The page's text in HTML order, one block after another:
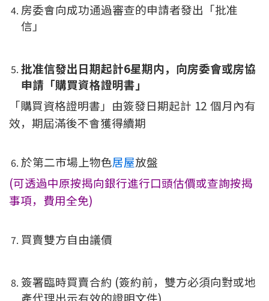
房委會向成功通過審查的申請者發出「批准
信」
批准信發出日期起計6星期内，向房委會或房協
申請「購買資格證明書」
「購買資格證明書」由簽發日期起計 12 個月內有
效，期屆滿後不會獲得續期
於第二市場上物色居屋放盤
(可透過中原按揭向銀行進行口頭估價或查詢按揭
事項，費用全免)
買賣雙方自由議價
簽署臨時買賣合約 (簽約前，雙方必須向對或地
產代理出示有效的證明文件)